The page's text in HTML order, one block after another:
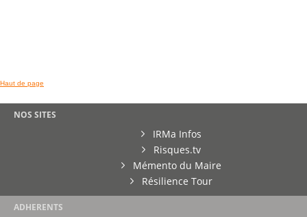
Haut de page
NOS SITES
IRMa Infos
Risques.tv
Mémento du Maire
Résilience Tour
ADHERENTS